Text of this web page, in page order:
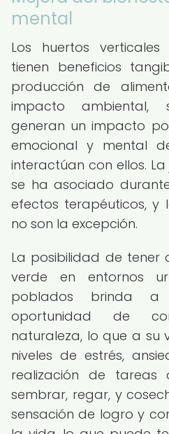
mental
Los huertos
tienen beneficios
producción de
impacto ambiental,
generan un impacto
emocional y mental
interactúan con ellos.
se ha asociado
efectos terapéuticos, y
no son la excepción.
La posibilidad de tener
verde en entornos
poblados brinda
oportunidad de
naturaleza, lo que a su
niveles de estrés,
realización de tareas
sembrar, regar, y
sensación de logro y